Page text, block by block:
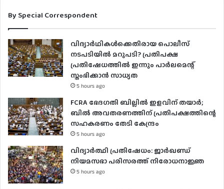
By Special Correspondent
വിദ്യാര്‍ഥികള്‍ക്കെതിരായ പൊലീസ്
നടപടിയില്‍ മറുപടി? പ്രതിപക്ഷ
പ്രതിഷേധത്തില്‍ ഇന്നും പാര്‍ലമെന്റ്
സ്തംഭിക്കാന്‍ സാധ്യത
5 hours ago
FCRA ഭേദഗതി ബില്ലിൽ ഇളവിന് തയാർ;
ബിൽ അവതരണത്തിന് പ്രതിപക്ഷത്തിന്റെ
സഹകരണം തേടി കേന്ദ്രം
5 hours ago
വിദ്യാർത്ഥി പ്രതിഷേധം: ജാർഖണ്ഡ്
നിയമസഭാ പരിസരത്ത് നിരോധനാജ്ഞ
5 hours ago